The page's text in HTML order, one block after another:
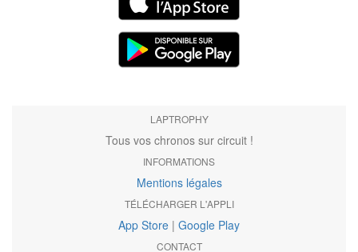
LAPTROPHY
Tous vos chronos sur circuit !
INFORMATIONS
Mentions légales
TÉLÉCHARGER L'APPLI
App Store | Google Play
CONTACT